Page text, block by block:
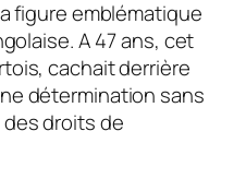
figure emblématique
A 47 ans, cet
cachait derrière
détermination sans
droits de